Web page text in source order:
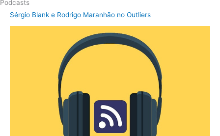
Podcasts
Sérgio Blank e Rodrigo Maranhão no Outliers